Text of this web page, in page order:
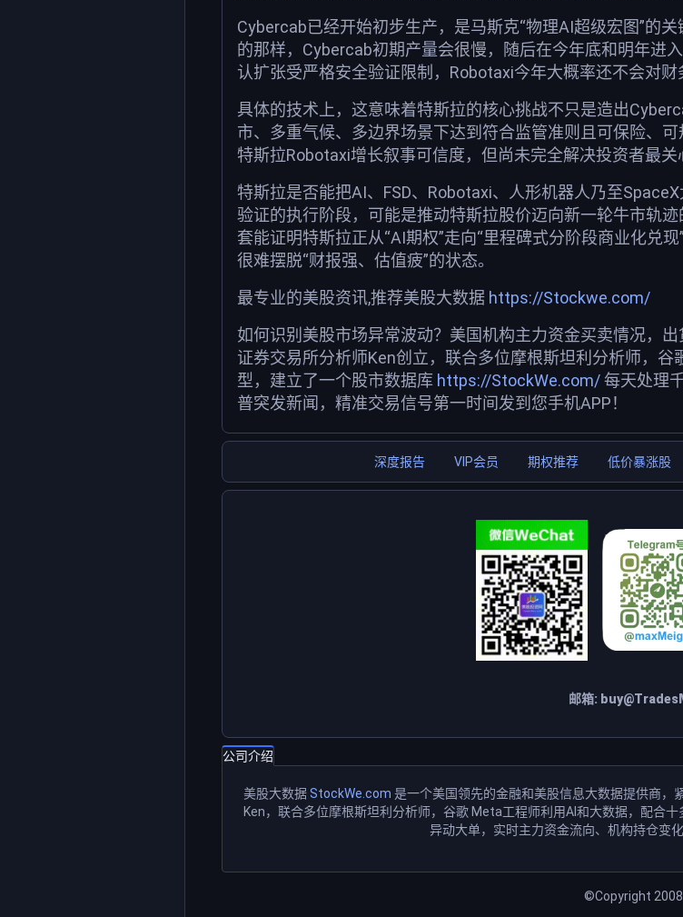
Cybercab已经开始初步生产，是马斯克“物理AI超级宏图”的
的那样，Cybercab初期产量会很慢，随后在今年底和明年进
认扩张受严格安全验证限制，Robotaxi今年大概率还不会对财
具体的技术上，这意味着特斯拉的核心挑战不只是造出
市、多重气候、多边界场景下达到符合监管准则且可保险、
特斯拉Robotaxi增长叙事可信度，但尚未完全解决投资者最关
特斯拉是否能把AI、FSD、Robotaxi、人形机器人乃至
验证的执行阶段，可能是推动特斯拉股价迈向新一轮牛市轨
套能证明特斯拉正从“AI期权”走向“里程碑式分阶段商业化兑
很难摆脱“财报强、估值疲”的状态。
最专业的美股资讯,推荐美股大数据 https://Stockwe.com/
如何识别美股市场异常波动？美国机构主力资金买卖情况，
证券交易所分析师Ken创立，联合多位摩根斯坦利分析师，
型，建立了一个股市数据库 https://StockWe.com/每天处理
普突发新闻，精准交易信号第一时间发到您手机APP！
深度报告 VIP会员 期权推荐 低价暴涨股
邮箱:
公司介绍
美股大数据StockWe.com 是一个美国领先的金融和美股信息大数据提供商
Ken，联合多位摩根斯坦利分析师，谷歌 Meta工程师利用AI和大数据，配合
异动大单，实时主力资金流向、机构持仓变
©Copyright